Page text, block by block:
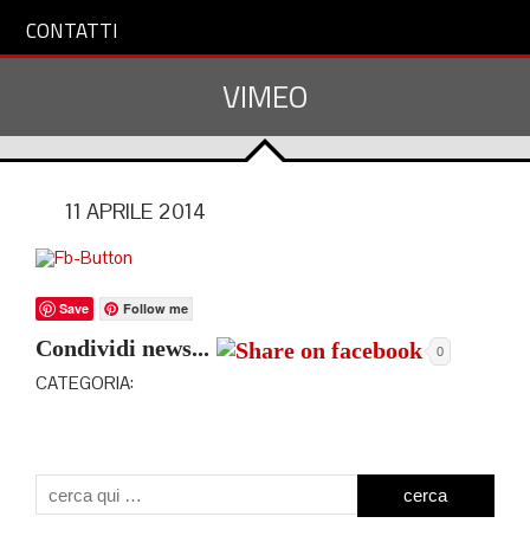
CONTATTI
VIMEO
11 APRILE 2014
Save Follow me
Condividi news... 0
CATEGORIA: